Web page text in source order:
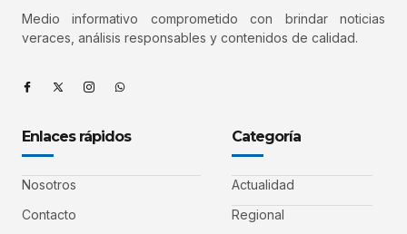
Medio informativo comprometido con brindar noticias
veraces, análisis responsables y contenidos de calidad.
Enlaces rápidos
Nosotros
Contacto
Categoría
Actualidad
Regional